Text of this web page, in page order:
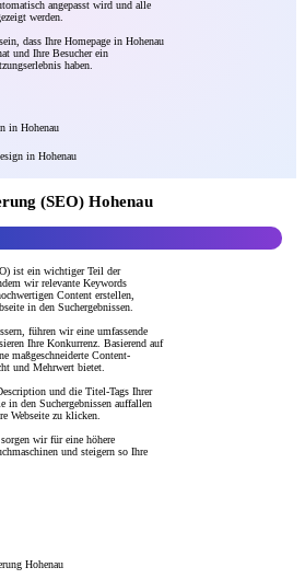
angepasst wird und alle
werden.
dass Ihre Homepage in Hohenau
und Ihre Besucher ein
haben.
(SEO) Hohenau
ist ein wichtiger Teil der
wir relevante Keywords
Content erstellen,
in den Suchergebnissen.
führen wir eine umfassende
Ihre Konkurrenz. Basierend auf
maßgeschneiderte Content-
und Mehrwert bietet.
und die Titel-Tags Ihrer
in den Suchergebnissen auffallen
Webseite zu klicken.
wir für eine höhere
und steigern so Ihre